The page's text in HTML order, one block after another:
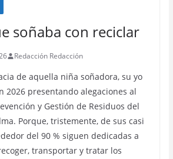
soñaba con reciclar
Redacción Redacción
de aquella niña soñadora, su yo
2026 presentando alegaciones al
y Gestión de Residuos del
Porque, tristemente, de sus casi
del 90 % siguen dedicadas a
transportar y tratar los